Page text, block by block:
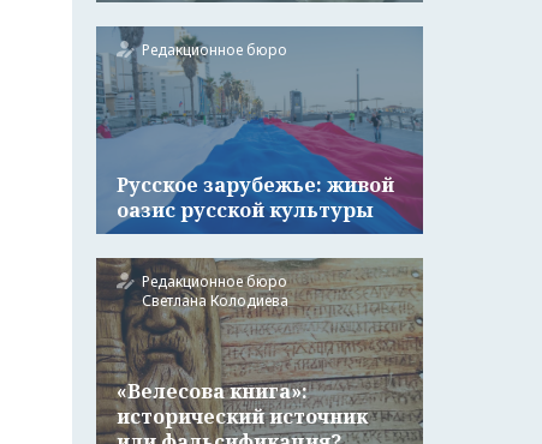
Редакционное бюро
Русское зарубежье: живой
оазис русской культуры
Редакционное бюро
Светлана Колодиева
«Велесова книга»:
исторический источник